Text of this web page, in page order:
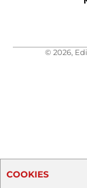
© 2026,
COOKIES